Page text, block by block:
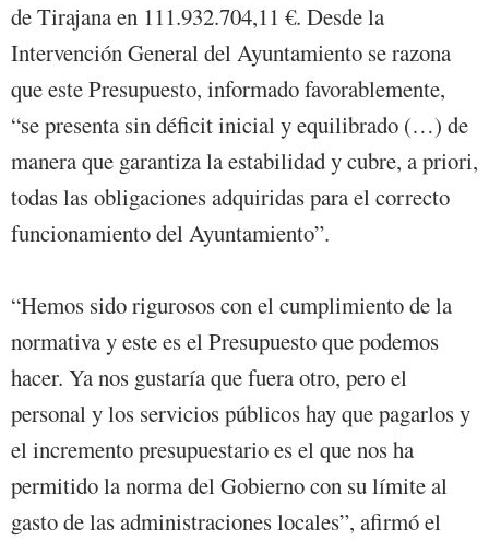
de Tirajana en 111.932.704,11 €. Desde la
Intervención General del Ayuntamiento se razona
que este Presupuesto, informado favorablemente,
“se presenta sin déficit inicial y equilibrado (…) de
manera que garantiza la estabilidad y cubre, a priori,
todas las obligaciones adquiridas para el correcto
funcionamiento del Ayuntamiento”.
“Hemos sido rigurosos con el cumplimiento de la
normativa y este es el Presupuesto que podemos
hacer. Ya nos gustaría que fuera otro, pero el
personal y los servicios públicos hay que pagarlos y
el incremento presupuestario es el que nos ha
permitido la norma del Gobierno con su límite al
gasto de las administraciones locales”, afirmó el